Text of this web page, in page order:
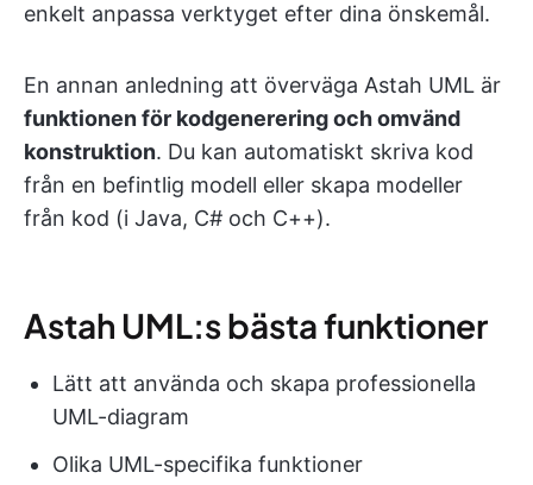
enkelt anpassa verktyget efter dina önskemål.
En annan anledning att överväga Astah UML är
funktionen för kodgenerering och omvänd
konstruktion. Du kan automatiskt skriva kod
från en befintlig modell eller skapa modeller
från kod (i Java, C# och C++).
Astah UML:s bästa funktioner
Lätt att använda och skapa professionella
UML-diagram
Olika UML-specifika funktioner